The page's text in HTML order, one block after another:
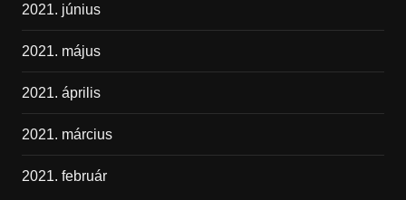
2021. június
2021. május
2021. április
2021. március
2021. február